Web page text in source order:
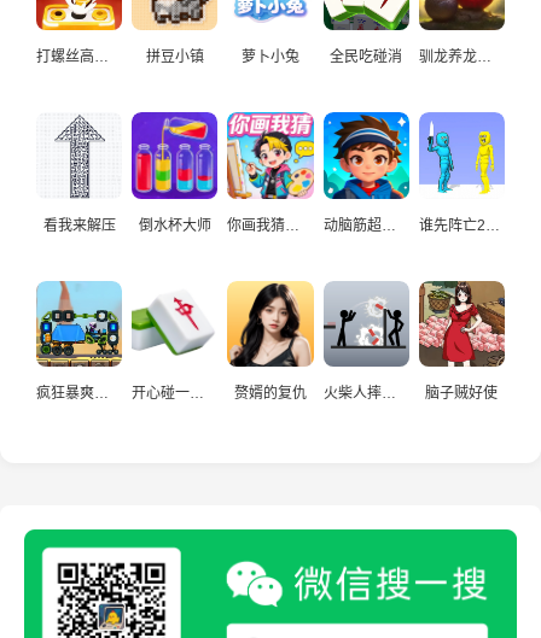
打螺丝高手益智游戏 拼豆小镇 萝卜小兔 全民吃碰消 驯龙养龙孵化高手
看我来解压 倒水杯大师
赘婿的复仇 火柴人摔炮仗 脑子贼好使